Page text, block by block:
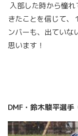
入部した時から憧
きたことを信じて、
ンバーも、出ていな
思います！
DMF・鈴木駿平選手